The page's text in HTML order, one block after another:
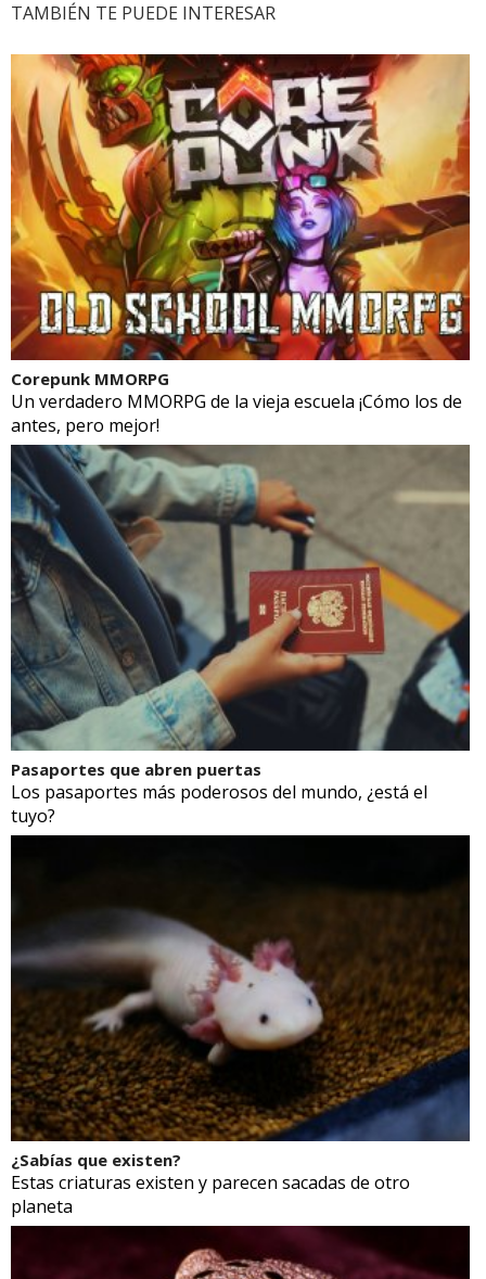
TAMBIÉN TE PUEDE INTERESAR
Corepunk MMORPG
Un verdadero MMORPG de la vieja escuela ¡Cómo los de
antes, pero mejor!
Pasaportes que abren puertas
Los pasaportes más poderosos del mundo, ¿está el
tuyo?
¿Sabías que existen?
Estas criaturas existen y parecen sacadas de otro
planeta